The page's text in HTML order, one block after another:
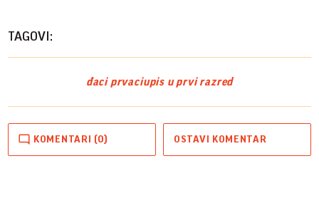
TAGOVI:
đaci prvaciupis u prvi razred
KOMENTARI (0) OSTAVI KOMENTAR